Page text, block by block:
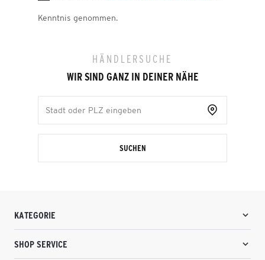
Kenntnis genommen.
HÄNDLERSUCHE
WIR SIND GANZ IN DEINER NÄHE
SUCHEN
KATEGORIE
SHOP SERVICE